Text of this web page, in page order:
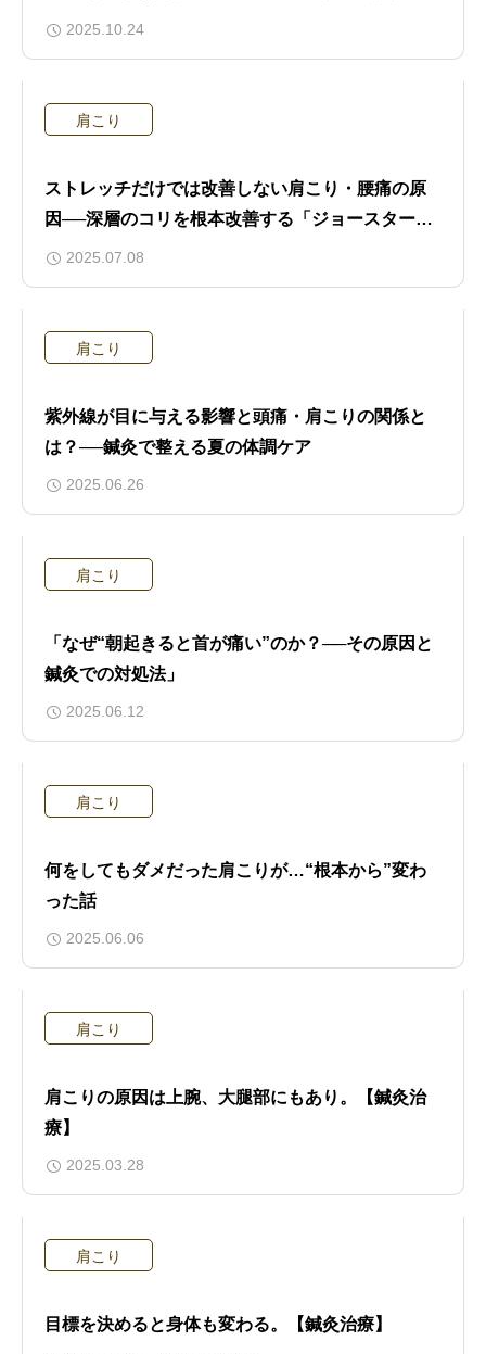
る低気圧頭痛の本質
2025.10.24
肩こり
ストレッチだけでは改善しない肩こり・腰痛の原
因──深層のコリを根本改善する「ジョースター理
論」2025.07.08
肩こり
紫外線が目に与える影響と頭痛・肩こりの関係と
は？──鍼灸で整える夏の体調ケア
2025.06.26
肩こり
「なぜ“朝起きると首が痛い”のか？──その原因と
鍼灸での対処法」
2025.06.12
肩こり
何をしてもダメだった肩こりが…“根本から”変わ
った話
2025.06.06
肩こり
肩こりの原因は上腕、大腿部にもあり。【鍼灸治
療】
2025.03.28
肩こり
目標を決めると身体も変わる。【鍼灸治療】